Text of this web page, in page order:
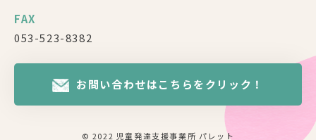
FAX
053-523-8382
お問い合わせはこちらをクリック！
© 2022 児童発達支援事業所 パレット